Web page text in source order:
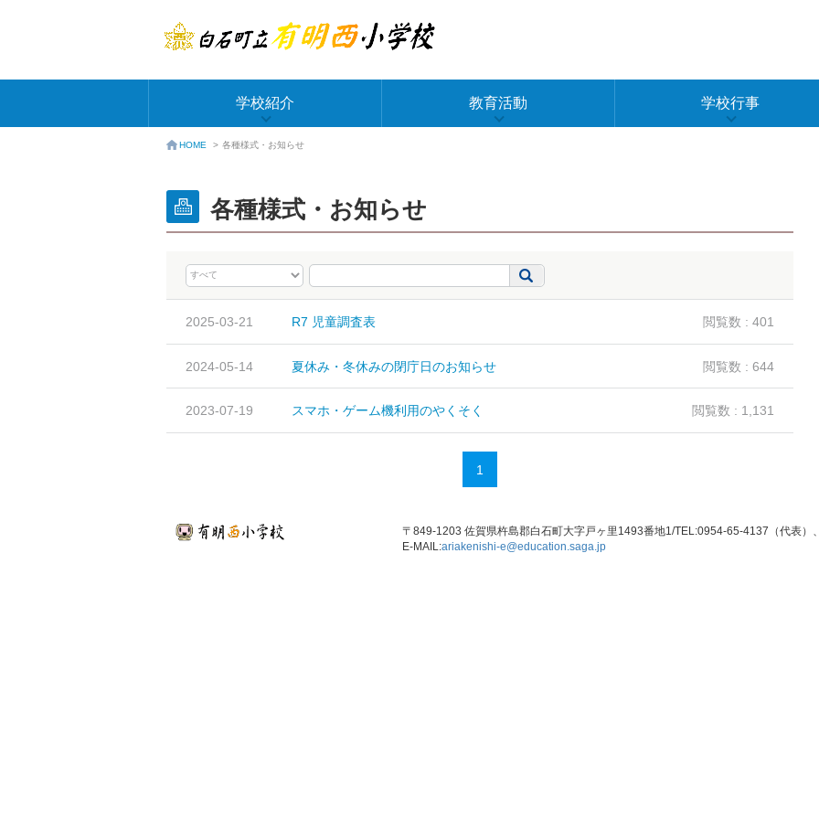
学校紹介 教育活動 学校行事
HOME > 各種様式・お知らせ
各種様式・お知らせ
2025-03-21 R7 児童調査表 閲覧数 : 401
2024-05-14 夏休み・冬休みの閉庁日のお知らせ 閲覧数 : 644
2023-07-19 スマホ・ゲーム機利用のやくそく 閲覧数 : 1,131
1
〒849-1203 佐賀県杵島郡白石町大字戸ヶ里1493番地1/TEL:0954-65-4137（代表）
E-MAIL:ariakenishi-e@education.saga.jp